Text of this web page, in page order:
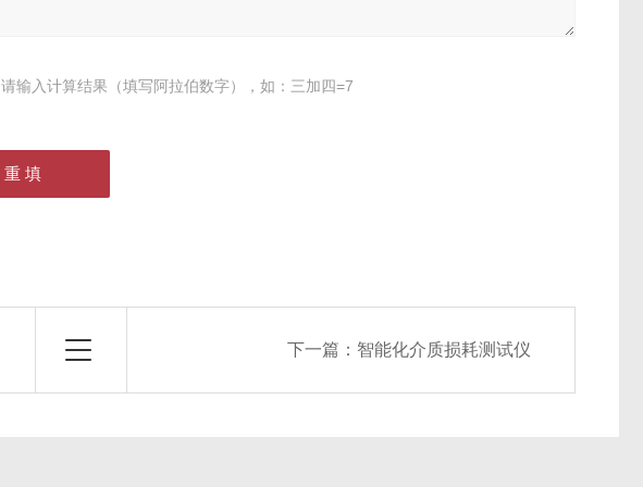
请输入计算结果（填写阿拉伯数字），如：三加四=7
下一篇： 智能化介质损耗测试仪